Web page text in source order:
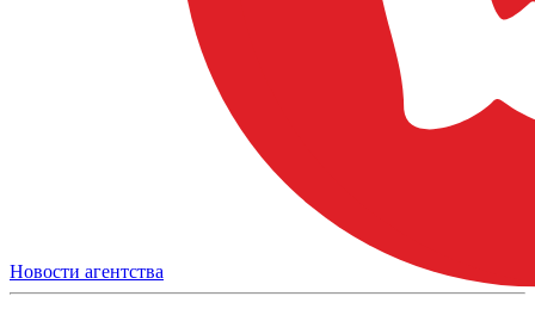
Новости агентства